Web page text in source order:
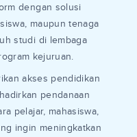
dengan solusi
maupun tenaga
studi di lembaga
kejuruan.
akses pendidikan
pendanaan
pelajar, mahasiswa,
ingin meningkatkan